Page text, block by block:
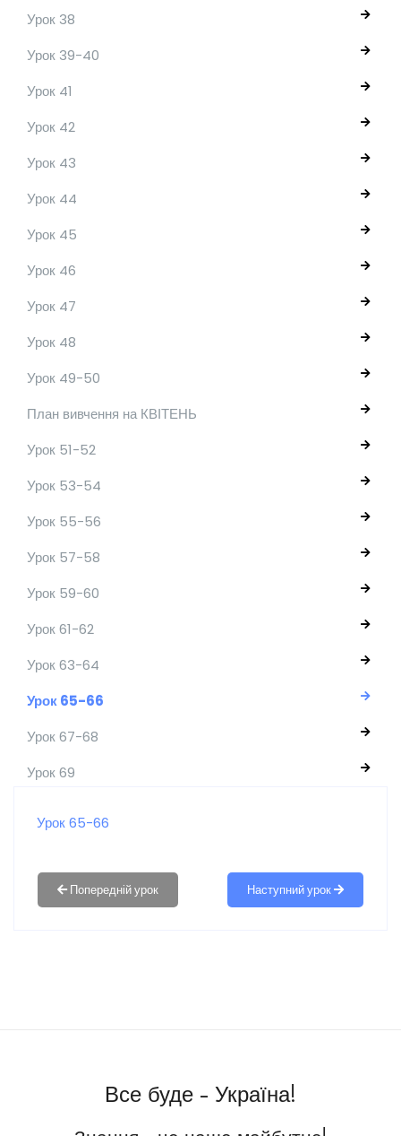
Урок 38
Урок 39-40
Урок 41
Урок 42
Урок 43
Урок 44
Урок 45
Урок 46
Урок 47
Урок 48
Урок 49-50
План вивчення на КВІТЕНЬ
Урок 51-52
Урок 53-54
Урок 55-56
Урок 57-58
Урок 59-60
Урок 61-62
Урок 63-64
Урок 65-66
Урок 67-68
Урок 69
Урок 65-66
Наступний урок
Все буде - Україна!